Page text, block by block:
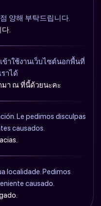
양해 부탁드립니다.
.
าใช้งานเว็บไซต์นอกพื้นที่
าได้
มา ณ ที่นี้ด้วยนะคะ
Le pedimos disculpas
causados.
localidade. Pedimos
causado.